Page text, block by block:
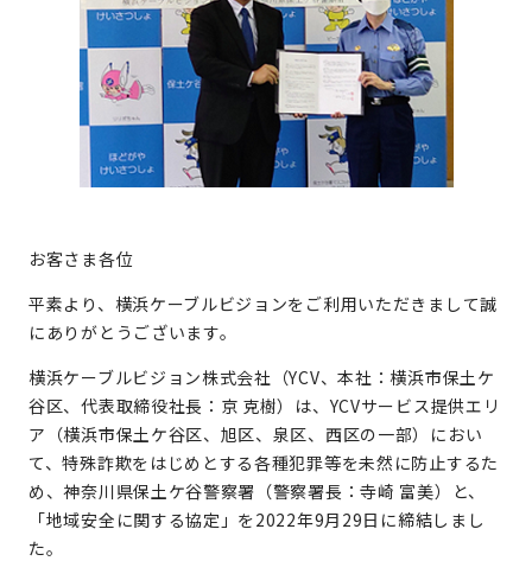
お客さま各位
平素より、横浜ケーブルビジョンをご利用いただきまして誠
にありがとうございます。
横浜ケーブルビジョン株式会社（YCV、本社：横浜市保土ケ
谷区、代表取締役社長：京 克樹）は、YCVサービス提供エリ
ア（横浜市保土ケ谷区、旭区、泉区、西区の一部）におい
て、特殊詐欺をはじめとする各種犯罪等を未然に防止するた
め、神奈川県保土ケ谷警察署（警察署長：寺崎 富美）と、
「地域安全に関する協定」を2022年9月29日に締結しまし
た。